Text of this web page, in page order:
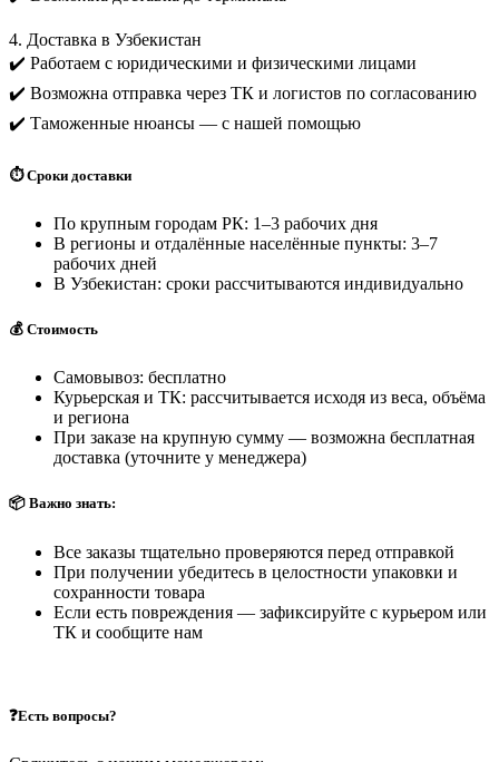
4. Доставка в Узбекистан
✔️ Работаем с юридическими и физическими лицами
✔️ Возможна отправка через ТК и логистов по согласованию
✔️ Таможенные нюансы — с нашей помощью
⏱️ Сроки доставки
По крупным городам РК: 1–3 рабочих дня
В регионы и отдалённые населённые пункты: 3–7
рабочих дней
В Узбекистан: сроки рассчитываются индивидуально
💰 Стоимость
Самовывоз: бесплатно
Курьерская и ТК: рассчитывается исходя из веса, объёма
и региона
При заказе на крупную сумму — возможна бесплатная
доставка (уточните у менеджера)
📦 Важно знать:
Все заказы тщательно проверяются перед отправкой
При получении убедитесь в целостности упаковки и
сохранности товара
Если есть повреждения — зафиксируйте с курьером или
ТК и сообщите нам
❓Есть вопросы?